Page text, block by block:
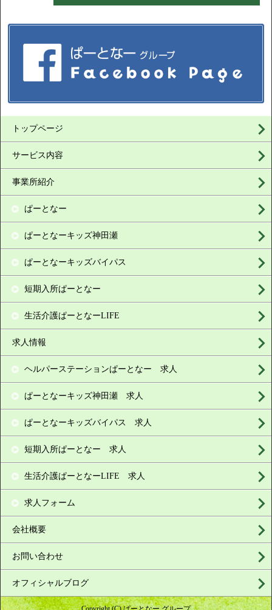
トップページ
サービス内容
事業所紹介
ぱーとなー
ぱーとなーキッズ神田瀬
ぱーとなーキッズバイパス
短期入所ぱーとなー
生活介護ぱーとなーLIFE
求人情報
ヘルパーステーションぱーとなー 求人
ぱーとなーキッズ神田瀬 求人
ぱーとなーキッズバイパス 求人
短期入所ぱーとなー 求人
生活介護ぱーとなーLIFE 求人
求人フォーム
会社概要
お問い合わせ
オフィシャルブログ